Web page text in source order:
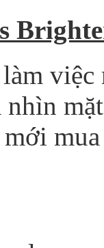
nhìn